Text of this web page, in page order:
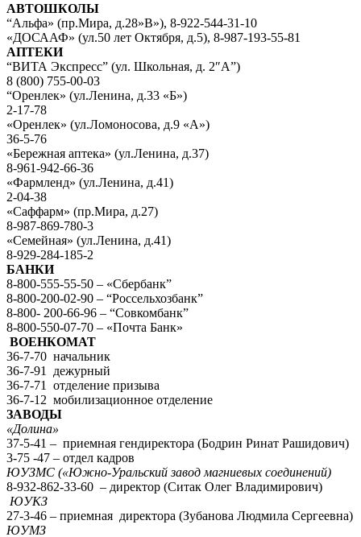
АВТОШКОЛЫ
“Альфа» (пр.Мира, д.28»В»), 8-922-544-31-10
«ДОСААФ» (ул.50 лет Октября, д.5), 8-987-193-55-81
АПТЕКИ
“ВИТА Экспресс” (ул. Школьная, д. 2″А”)
8 (800) 755-00-03
“Оренлек» (ул.Ленина, д.33 «Б»)
2-17-78
«Оренлек» (ул.Ломоносова, д.9 «А»)
36-5-76
«Бережная аптека» (ул.Ленина, д.37)
8-961-942-66-36
«Фармленд» (ул.Ленина, д.41)
2-04-38
«Саффарм» (пр.Мира, д.27)
8-987-869-780-3
«Семейная» (ул.Ленина, д.41)
8-929-284-185-2
БАНКИ
8-800-555-55-50 – «Сбербанк”
8-800-200-02-90 – “Россельхозбанк”
8-800- 200-66-96 – “Совкомбанк”
8-800-550-07-70 – «Почта Банк»
ВОЕНКОМАТ
36-7-70 начальник
36-7-91 дежурный
36-7-71 отделение призыва
36-7-12 мобилизационное отделение
ЗАВОДЫ
«Долина»
37-5-41 – приемная гендиректора (Бодрин Ринат Рашидович)
3-75 -47 – отдел кадров
ЮУЗМС («Южно-Уральский завод магниевых соединений)
8-932-862-33-60 – директор (Ситак Олег Владимирович)
ЮУКЗ
27-3-46 – приемная директора (Зубанова Людмила Сергеевна)
ЮУМЗ